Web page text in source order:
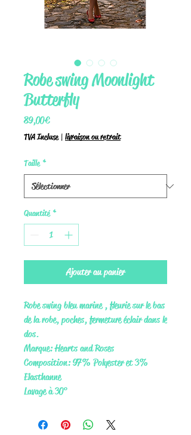
Robe swing Moonlight
Butterfly
89,00 €Prix
TVA Incluse| livraison ou retrait
Taille *
Quantité *
Ajouter au panier
Robe swing bleu marine , fleurie sur le bas
de la robe, poches, fermeture éclair dans le
dos.
Marque: Hearts and Roses
Composition: 97% Polyester et 3%
Elasthanne
Lavage à 30°